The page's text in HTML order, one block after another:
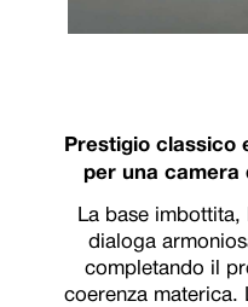
Prestigio classico
per una camera
La base
dialoga
completando il
coerenza materica.